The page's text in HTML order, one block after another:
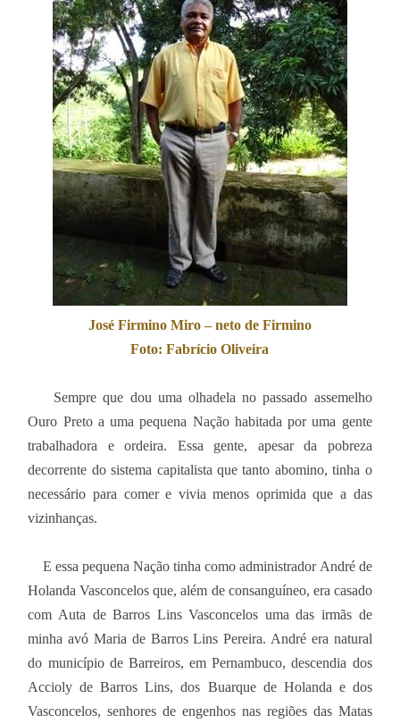
José Firmino Miro – neto de Firmino
Foto: Fabrício Oliveira
Sempre que dou uma olhadela no passado assemelho
Ouro Preto a uma pequena Nação habitada por uma gente
trabalhadora e ordeira. Essa gente, apesar da pobreza
decorrente do sistema capitalista que tanto abomino, tinha o
necessário para comer e vivia menos oprimida que a das
vizinhanças.
E essa pequena Nação tinha como administrador André de
Holanda Vasconcelos que, além de consanguíneo, era casado
com Auta de Barros Lins Vasconcelos uma das irmãs de
minha avó Maria de Barros Lins Pereira. André era natural
do município de Barreiros, em Pernambuco, descendia dos
Accioly de Barros Lins, dos Buarque de Holanda e dos
Vasconcelos, senhores de engenhos nas regiões das Matas